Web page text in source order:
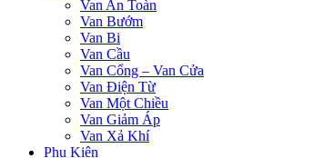
Van An Toàn
Van Bướm
Van Bi
Van Cầu
Van Cổng – Van Cửa
Van Điện Từ
Van Một Chiều
Van Giảm Áp
Van Xả Khí
Phụ Kiện